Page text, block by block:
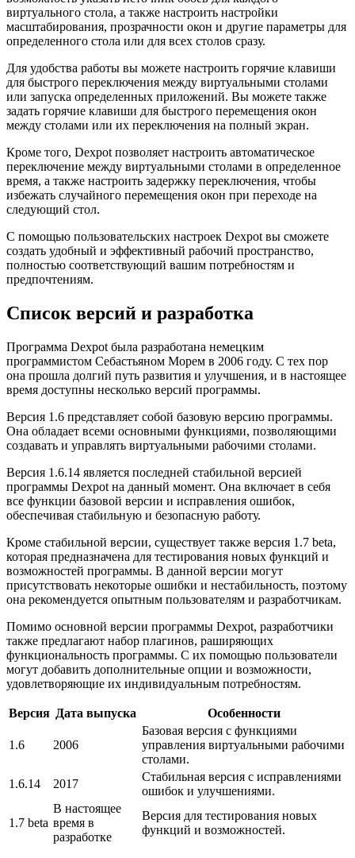
виртуального стола, а также настроить настройки
масштабирования, прозрачности окон и другие параметры для
определенного стола или для всех столов сразу.
Для удобства работы вы можете настроить горячие клавиши
для быстрого переключения между виртуальными столами
или запуска определенных приложений. Вы можете также
задать горячие клавиши для быстрого перемещения окон
между столами или их переключения на полный экран.
Кроме того, Dexpot позволяет настроить автоматическое
переключение между виртуальными столами в определенное
время, а также настроить задержку переключения, чтобы
избежать случайного перемещения окон при переходе на
следующий стол.
С помощью пользовательских настроек Dexpot вы сможете
создать удобный и эффективный рабочий пространство,
полностью соответствующий вашим потребностям и
предпочтениям.
Список версий и разработка
Программа Dexpot была разработана немецким
программистом Себастьяном Морем в 2006 году. С тех пор
она прошла долгий путь развития и улучшения, и в настоящее
время доступны несколько версий программы.
Версия 1.6 представляет собой базовую версию программы.
Она обладает всеми основными функциями, позволяющими
создавать и управлять виртуальными рабочими столами.
Версия 1.6.14 является последней стабильной версией
программы Dexpot на данный момент. Она включает в себя
все функции базовой версии и исправления ошибок,
обеспечивая стабильную и безопасную работу.
Кроме стабильной версии, существует также версия 1.7 beta,
которая предназначена для тестирования новых функций и
возможностей программы. В данной версии могут
присутствовать некоторые ошибки и нестабильность, поэтому
она рекомендуется опытным пользователям и разработчикам.
Помимо основной версии программы Dexpot, разработчики
также предлагают набор плагинов, раширяющих
функциональность программы. С их помощью пользователи
могут добавить дополнительные опции и возможности,
удовлетворяющие их индивидуальным потребностям.
Версия Дата выпуска Особенности
1.6 2006
Базовая версия с функциями
управления виртуальными рабочими
столами.
1.6.14
2017
Стабильная версия с исправлениями
ошибок и улучшениями.
1.7 beta
В настоящее
время в
разработке
Версия для тестирования новых
функций и возможностей.